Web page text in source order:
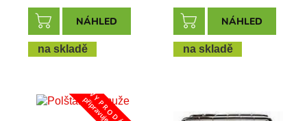
NÁHLED
na skladě
NÁHLED
na skladě